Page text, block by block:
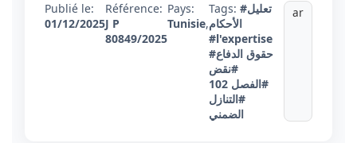
Publié le:
01/12/2025
Référence:
J P
80849/2025
Pays:
Tunisie,
Tags: #تعليل
الأحكام
#l'expertise
#حقوق الدفاع
#نقض
#الفصل 102
#التنازل
الضمني
ar